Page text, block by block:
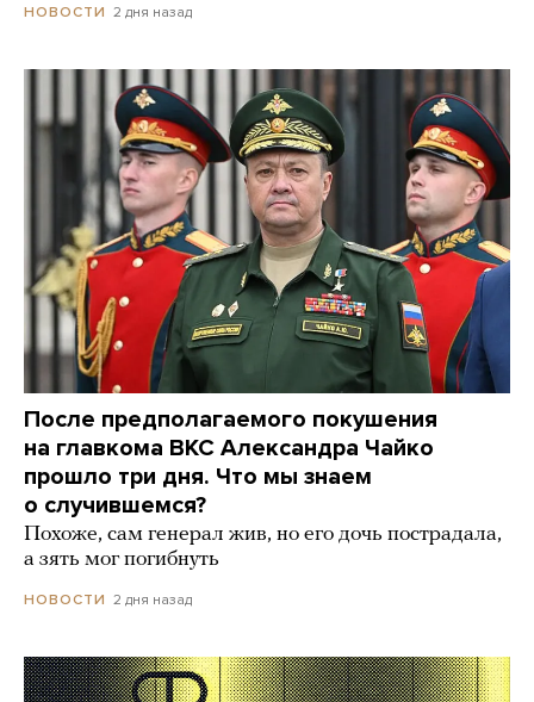
НОВОСТИ 2 дня назад
После предполагаемого покушения
на главкома ВКС Александра Чайко
прошло три дня. Что мы знаем
о случившемся?
Похоже, сам генерал жив, но его дочь пострадала,
а зять мог погибнуть
НОВОСТИ 2 дня назад